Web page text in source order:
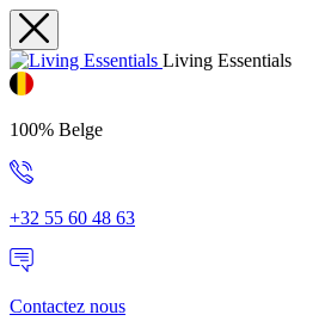
Living Essentials
100% Belge
+32 55 60 48 63
Contactez nous